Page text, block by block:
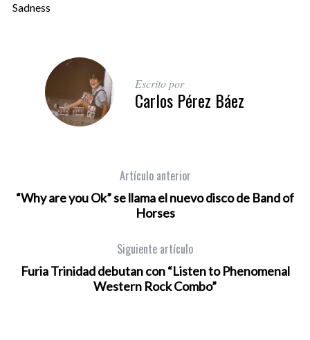
Sadness
Escrito por
Carlos Pérez Báez
Artículo anterior
“Why are you Ok” se llama el nuevo disco de Band of
Horses
Siguiente artículo
Furia Trinidad debutan con “Listen to Phenomenal
Western Rock Combo”